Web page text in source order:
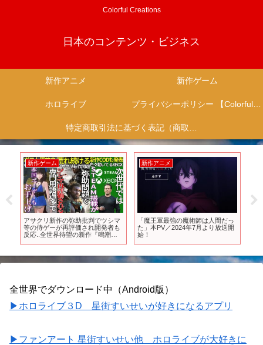
Colorful Creations
日本のコンテンツ・ビジネス
新作アニメ 新作ゲーム
ホロライブ プライバシーポリシー 【Colorful Creation】
特定商取引法に基づく表記（商取引に関する開示）
新作ゲーム
アサクリ新作の弥助批判でツシマ
等の侍ゲーが再評価され開発者も
反応..全世界待望の新作『鳴潮』
が100％搭載され買収もあり得る
と噂
新作アニメ
「魔王軍最強の魔術師は人間だっ
た」本PV／2024年7月より放送開
始！
全世界でダウンロード中（Android版）
▶ホロライブ３D 星街すいせいが好きになるアプリ
▶ファンアート 星街すいせい他 ホロライブが大好きに